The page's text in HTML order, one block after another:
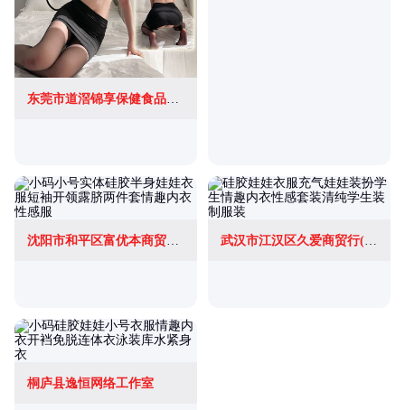
东莞市道滘锦享保健食品销售店(个体工商户)
沈阳市和平区富优本商贸行(个体工商户) 武汉市江汉区久爱商贸行(个体工商户)
桐庐县逸恒网络工作室